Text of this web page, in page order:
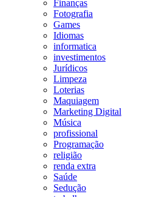
Finanças
Fotografia
Games
Idiomas
informatica
investimentos
Jurídicos
Limpeza
Loterias
Maquiagem
Marketing Digital
Música
profissional
Programação
religião
renda extra
Saúde
Sedução